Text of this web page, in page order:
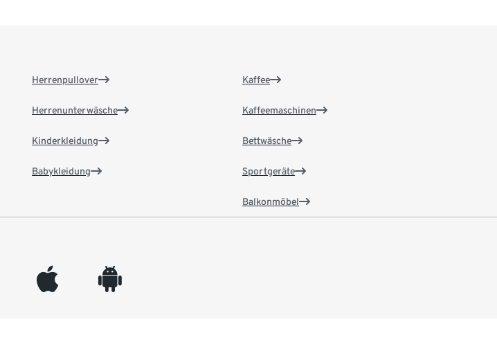
Herrenpullover
Herrenunterwäsche
Kinderkleidung
Babykleidung
Kaffee
Kaffeemaschinen
Bettwäsche
Sportgeräte
Balkonmöbel
appleinc android